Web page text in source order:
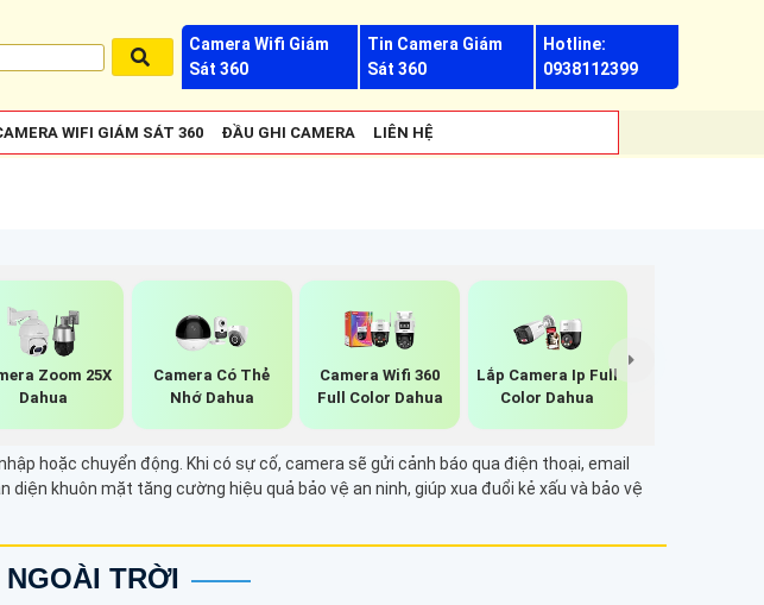
Camera Wifi Giám
Sát 360
Tin Camera Giám
Sát 360
Hotline:
0938112399
WIFI GIÁM SÁT 360 ĐẦU GHI CAMERA LIÊN HỆ
Zoom 25X
Dahua
Camera Có Thẻ
Nhớ Dahua
Camera Wifi 360
Full Color Dahua
Lắp Camera Ip Full
Color Dahua
hoặc chuyển động. Khi có sự cố, camera sẽ gửi cảnh báo qua điện thoại, email
khuôn mặt tăng cường hiệu quả bảo vệ an ninh, giúp xua đuổi kẻ xấu và bảo vệ
TRỜI